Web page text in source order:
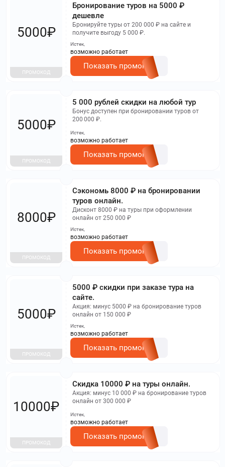
Бронирование туров на 5000 ₽
дешевле
Бронируйте туры от 200 000 ₽ на сайте и
получите выгоду 5 000 ₽.
5000₽
ПРОМОКОД
Истек,
возможно работает
Показать промокод
5 000 рублей скидки на любой тур
Бонус доступен при бронировании туров от
200 000 ₽.
5000₽
ПРОМОКОД
Истек,
возможно работает
Показать промокод
Сэкономь 8000 ₽ на бронировании
туров онлайн.
Дисконт 8000 ₽ на туры при оформлении
онлайн от 250 000 ₽
8000₽
ПРОМОКОД
Истек,
возможно работает
Показать промокод
5000 ₽ скидки при заказе тура на
сайте.
Акция: минус 5000 ₽ на бронирование туров
онлайн от 150 000 ₽
5000₽
ПРОМОКОД
Истек,
возможно работает
Показать промокод
Скидка 10000 ₽ на туры онлайн.
Акция: минус 10 000 ₽ на бронирование туров
онлайн от 300 000 ₽
10000₽
ПРОМОКОД
Истек,
возможно работает
Показать промокод